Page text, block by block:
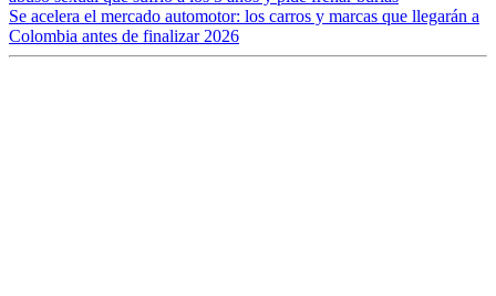
Se acelera el mercado automotor: los carros y marcas que llegarán a
Colombia antes de finalizar 2026